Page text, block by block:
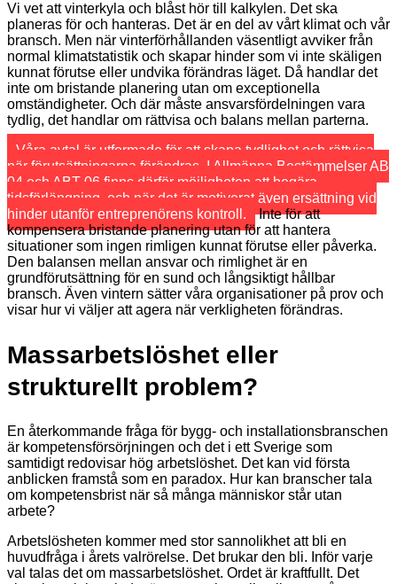
Vi vet att vinterkyla och blåst hör till kalkylen. Det ska
planeras för och hanteras. Det är en del av vårt klimat och vår
bransch. Men när vinterförhållanden väsentligt avviker från
normal klimatstatistik och skapar hinder som vi inte skäligen
kunnat förutse eller undvika förändras läget. Då handlar det
inte om bristande planering utan om exceptionella
omständigheter. Och där måste ansvarsfördelningen vara
tydlig, det handlar om rättvisa och balans mellan parterna.
Våra avtal är utformade för att skapa tydlighet och rättvisa
när förutsättningarna förändras. I Allmänna Bestämmelser AB
04 och ABT 06 finns därför möjligheten att begära
tidsförlängning, och när det är motiverat även ersättning vid
hinder utanför entreprenörens kontroll.
Inte för att
kompensera bristande planering utan för att hantera
situationer som ingen rimligen kunnat förutse eller påverka.
Den balansen mellan ansvar och rimlighet är en
grundförutsättning för en sund och långsiktigt hållbar
bransch. Även vintern sätter våra organisationer på prov och
visar hur vi väljer att agera när verkligheten förändras.
Massarbetslöshet eller
strukturellt problem?
En återkommande fråga för bygg- och installationsbranschen
är kompetensförsörjningen och det i ett Sverige som
samtidigt redovisar hög arbetslöshet. Det kan vid första
anblicken framstå som en paradox. Hur kan branscher tala
om kompetensbrist när så många människor står utan
arbete?
Arbetslösheten kommer med stor sannolikhet att bli en
huvudfråga i årets valrörelse. Det brukar den bli. Inför varje
val talas det om massarbetslöshet. Ordet är kraftfullt. Det